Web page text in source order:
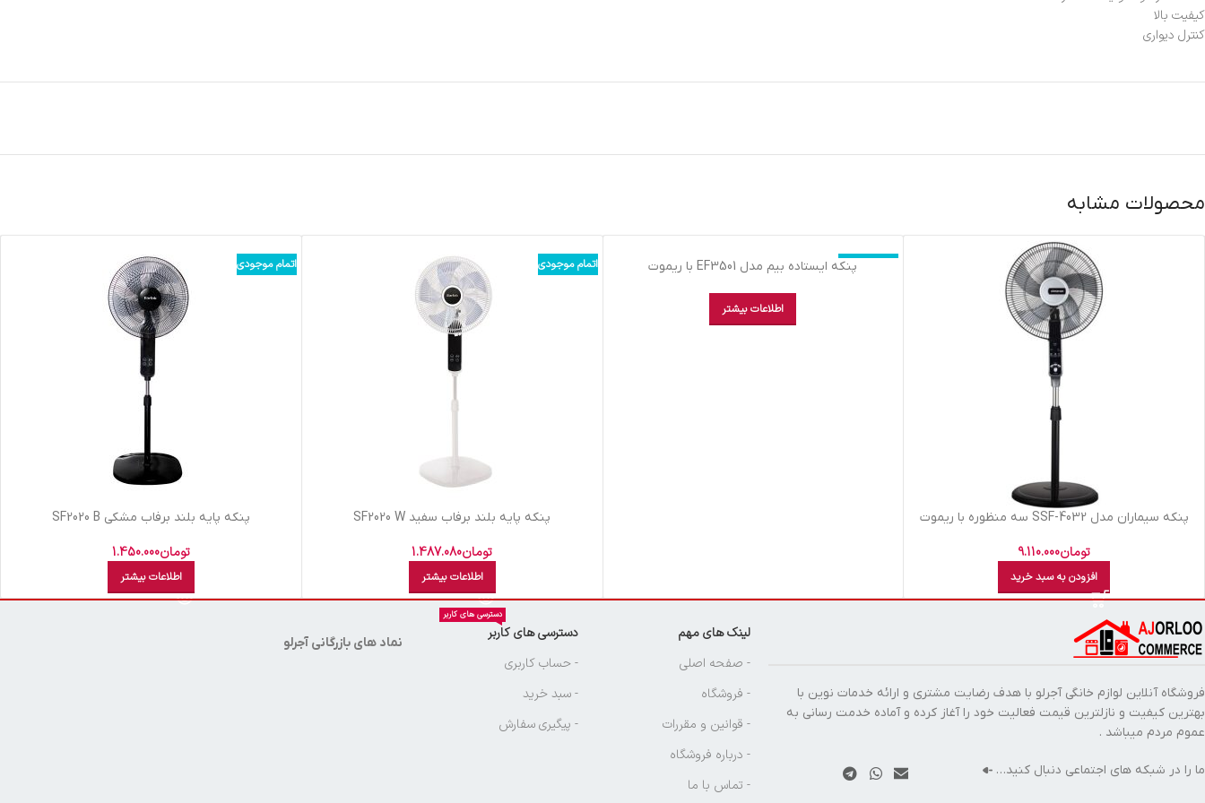
كيفيت بالا
کنترل دیواری
محصولات مشابه
پنکه سیماران مدل SSF-4032 سه منظوره با ریموت
تومان9.110.000
افزودن به سبد خرید
اتمام موجودیپنکه ایستاده بیم مدل EF3501 با ریموت
اطلاعات بیشتر
اتمام موجودی
پنکه پايه بلند برفاب سفيد SF2020 W
تومان1.487.080
اطلاعات بیشتر
اتمام موجودی
پنکه پايه بلند برفاب مشکي SF2020 B
تومان1.450.000
اطلاعات بیشتر
فروشگاه آنلاین لوازم خانگی آجرلو با هدف رضایت مشتری و ارائه خدمات نوین با
بهترین کیفیت و نازلترین قیمت فعالیت خود را آغاز کرده و آماده خدمت رسانی به
عموم مردم میباشد .
ما را در شبکه های اجتماعی دنبال کنید…
لینک های مهم
- صفحه اصلی
- فروشگاه
- قوانین و مقررات
- درباره فروشگاه
- تماس با ما
دسترسی های کاربر
دسترسی های کاربر
- حساب کاربری
- سبد خرید
- پیگیری سفارش
نماد های بازرگانی آجرلو